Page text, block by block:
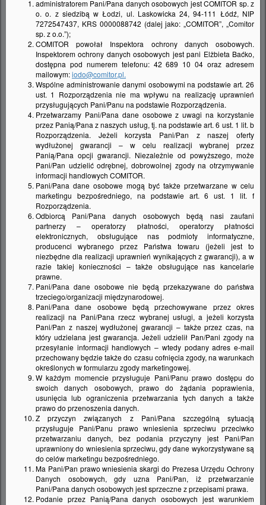
uszkodzenia mechaniczne, zarysowania i wysoką
temperaturę. Delikatna biel jest ponadczasowa i pozwala
łatwo dobrać pozostałe elementy wyposażenia kuchennego,
tworząc spójną i elegancką aranżację. Ponadto powierzchnia
jest higieniczna i łatwa w utrzymaniu czystości, co przekłada
się na codzienny komfort użytkowania.
PRODUKTY W ZESTAWIE
BLANCO Pokrętło korka automatycznego stal
szlachetna
Indeks:119293
80,00zł
administratorem Pani/Pana danych osobowych jest COMITOR sp. z
o. o. z siedzibą w Łodzi, ul. Laskowicka 24, 94-111 Łódź, NIP
7272547437, KRS 0000088742 (dalej jako: „COMITOR”, „Comitor
sp. z o.o.”);
COMITOR powołał Inspektora ochrony danych osobowych.
Inspektorem ochrony danych osobowych jest pani Elżbieta Baćko,
dostępna pod numerem telefonu: 42 689 10 04 oraz adresem
mailowym:iodo@comitor.pl.
Wspólne administrowanie danymi osobowymi na podstawie art. 26
ust. 1 Rozporządzenia nie ma wpływu na realizację uprawnień
przysługujących Pani/Panu na podstawie Rozporządzenia.
Przetwarzamy Pani/Pana dane osobowe z uwagi na korzystanie
przez Panią/Pana z naszych usług, tj. na podstawie art. 6 ust. 1 lit. b
Rozporządzenia. Jeżeli korzysta Pani/Pan z naszej oferty
wydłużonej gwarancji – w celu realizacji wybranej przez
Panią/Pana opcji gwarancji. Niezależnie od powyższego, może
Pani/Pan udzielić odrębnej, dobrowolnej zgody na otrzymywanie
informacji handlowych COMITOR.
Pani/Pana dane osobowe mogą być także przetwarzane w celu
marketingu bezpośredniego, na podstawie art. 6 ust. 1 lit. f
Rozporządzenia.
Odbiorcą Pani/Pana danych osobowych będą nasi zaufani
partnerzy – operatorzy płatności, operatorzy płatności
elektronicznych, obsługujące nas podmioty informatyczne,
producenci wybranego przez Państwa towaru (jeżeli jest to
niezbędne dla realizacji uprawnień wynikających z gwarancji), a w
razie takiej konieczności – także obsługujące nas kancelarie
prawne.
Pani/Pana dane osobowe nie będą przekazywane do państwa
trzeciego/organizacji międzynarodowej.
Pani/Pana dane osobowe będą przechowywane przez okres
realizacji na Pani/Pana rzecz wybranej usługi, a jeżeli korzysta
Pani/Pan z naszej wydłużonej gwarancji – także przez czas, na
który udzielana jest gwarancja. Jeżeli udzielił Pan/Pani zgody na
przesyłanie informacji handlowych – wtedy podany adres e-mail
przechowany będzie także do czasu cofnięcia zgody, na warunkach
określonych w formularzu zgody marketingowej.
W każdym momencie przysługuje Pani/Panu prawo dostępu do
swoich danych osobowych, prawo do żądania poprawienia,
usunięcia lub ograniczenia przetwarzania tych danych a także
prawo do przenoszenia danych.
Z przyczyn związanych z Pani/Pana szczególną sytuacją
przysługuje Pani/Panu prawo wniesienia sprzeciwu przeciwko
przetwarzaniu danych, bez podania przyczyny jest Pani/Pan
uprawniony do wniesienia sprzeciwu, gdy dane wykorzystywane są
do celów marketingu bezpośredniego.
Ma Pani/Pan prawo wniesienia skargi do Prezesa Urzędu Ochrony
Danych osobowych, gdy uzna Pani/Pan, iż przetwarzanie
Pani/Pana danych osobowych jest sprzeczne z przepisami prawa.
Podanie przez Panią/Pana danych osobowych jest warunkiem